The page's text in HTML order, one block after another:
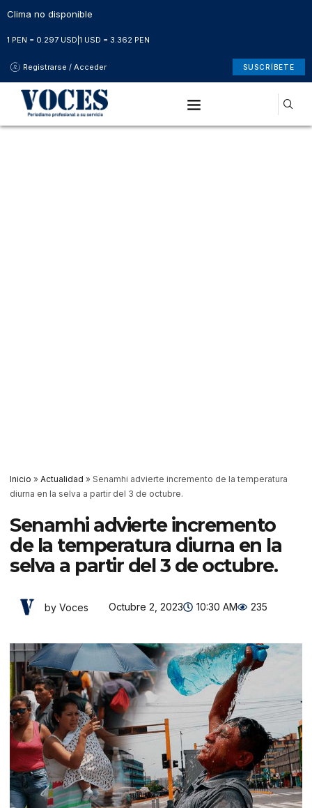
Clima no disponible
1 PEN = 0.297 USD 1 USD = 3.362 PEN
Registrarse / Acceder SUSCRÍBETE
Inicio » Actualidad » Senamhi advierte incremento de la temperatura
diurna en la selva a partir del 3 de octubre.
Senamhi advierte incremento
de la temperatura diurna en la
selva a partir del 3 de octubre.
by Voces Octubre 2, 2023 10:30 AM 235